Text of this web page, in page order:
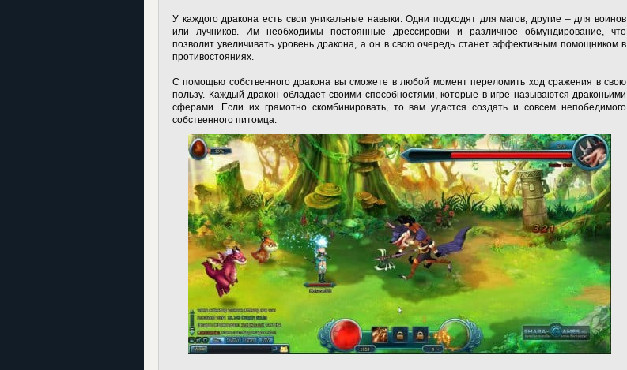
У каждого дракона есть свои уникальные навыки. Одни подходят для магов, другие – для воинов
или лучников. Им необходимы постоянные дрессировки и различное обмундирование, что
позволит увеличивать уровень дракона, а он в свою очередь станет эффективным помощником в
противостояниях.
С помощью собственного дракона вы сможете в любой момент переломить ход сражения в свою
пользу. Каждый дракон обладает своими способностями, которые в игре называются драконьими
сферами. Если их грамотно скомбинировать, то вам удастся создать и совсем непобедимого
собственного питомца.